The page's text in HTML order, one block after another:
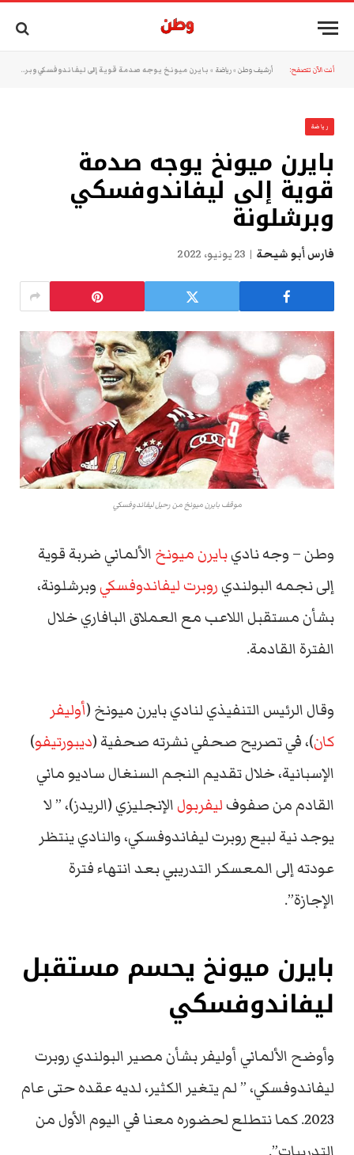
أنت الآن تتصفح: أرشيف وطن »رياضة » بايرن ميونخ يوجه صدمة قوية إلى ليفاندوفسكي وبرشلونة
رياضة
بايرن ميونخ يوجه صدمة
قوية إلى ليفاندوفسكي
وبرشلونة
فارس أبو شيحة 23 يونيو، 2022
موقف بايرن ميونخ من رحيل ليفاندوفسكي
وطن – وجه ناديبايرن ميونخ الألماني ضربة قوية
إلى نجمه البولنديروبرت ليفاندوفسكيوبرشلونة،
بشأن مستقبل اللاعب مع العملاق البافاري خلال
الفترة القادمة.
وقال الرئيس التنفيذي لنادي بايرن ميونخ (أوليفر
كان)، في تصريح صحفي نشرته صحفية (ديبورتيفو)
الإسبانية، خلال تقديم النجم السنغال ساديو ماني
القادم من صفوفليفربولالإنجليزي (الريدز)، ” لا
يوجد نية لبيع روبرت ليفاندوفسكي، والنادي ينتظر
عودته إلى المعسكر التدريبي بعد انتهاء فترة
الإجازة”.
بايرن ميونخ يحسم مستقبل
ليفاندوفسكي
وأوضح الألماني أوليفر بشأن مصير البولندي روبرت
ليفاندوفسكي، ” لم يتغير الكثير، لديه عقده حتى عام
2023. كما نتطلع لحضوره معنا في اليوم الأول من